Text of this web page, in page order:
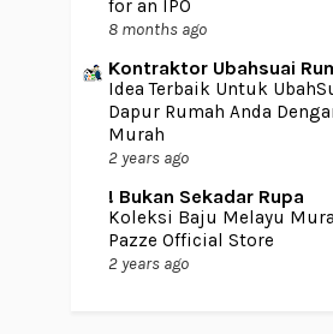
for an IPO
8 months ago
Kontraktor Ubahsuai
Idea Terbaik Untuk
Dapur Rumah Anda
Murah
2 years ago
! Bukan Sekadar Rupa
Koleksi Baju Melayu
Pazze Official Store
2 years ago